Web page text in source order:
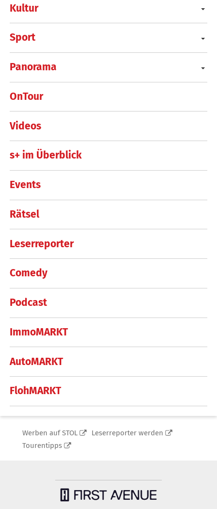
Kultur
Sport
Panorama
OnTour
Videos
s+ im Überblick
Events
Rätsel
Leserreporter
Comedy
Podcast
ImmoMARKT
AutoMARKT
FlohMARKT
Werben auf STOL
Leserreporter werden
Tourentipps